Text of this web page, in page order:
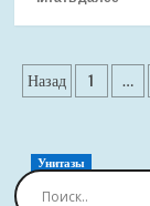
Назад 1 …
Унитазы
Сиденье